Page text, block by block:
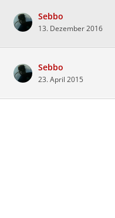
Sebbo
13. Dezember 2016
Sebbo
23. April 2015